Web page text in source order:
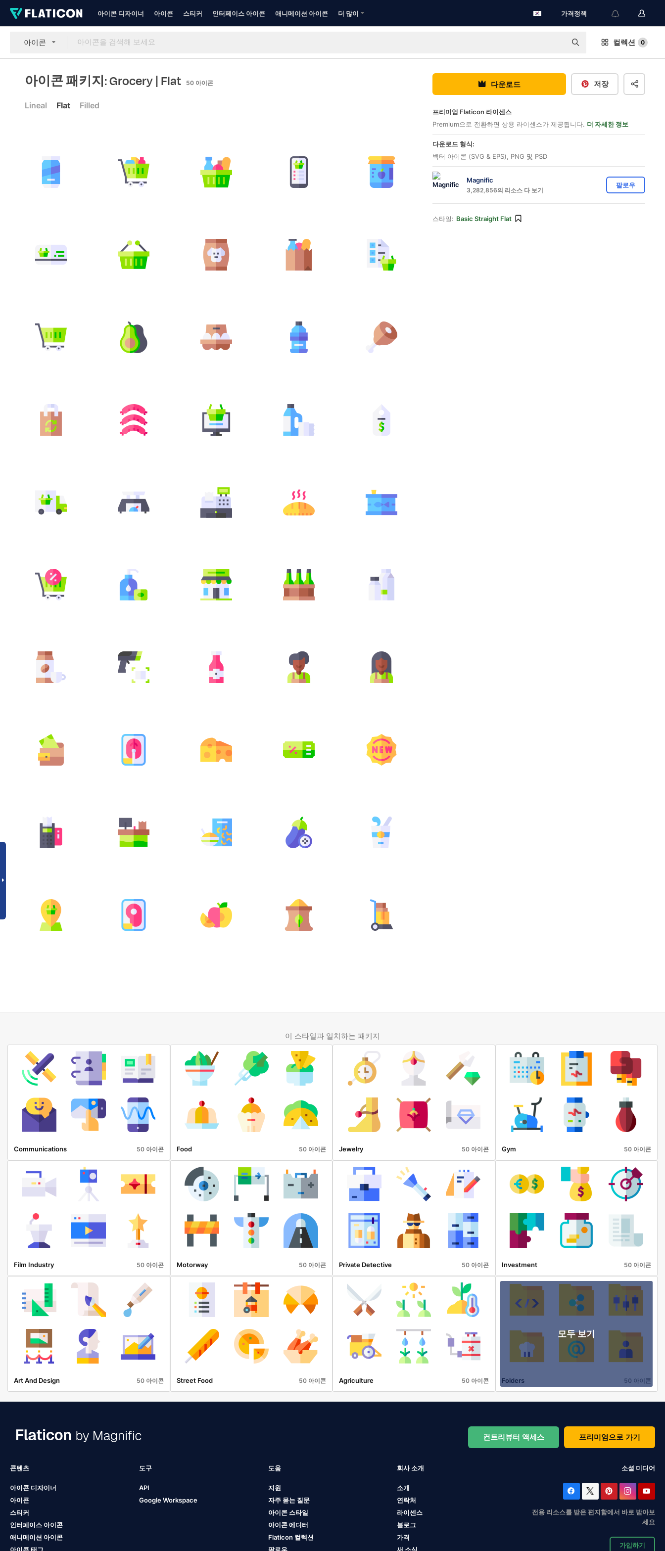
아이콘 디자이너 아이콘 스티커 인터페이스 아이콘 애니메이션 아이콘 더 많이 가격정책
아이콘 컬렉션 0
아이콘 패키지: Grocery| Flat 50 아이콘
Lineal Flat Filled
다운로드 저장
프리미엄 Flaticon 라이센스
Premium으로 전환하면 상용 라이센스가 제공됩니다. 더 자세한 정보
다운로드 형식:
벡터 아이콘 (SVG & EPS), PNG 및 PSD
Magnific
3,282,856의 리소스 다 보기
팔로우
스타일: Basic Straight Flat
이 스타일과 일치하는 패키지
Communications 50 아이콘 Food 50 아이콘 Jewelry 50 아이콘 Gym 50 아이콘
Film Industry 50 아이콘 Motorway 50 아이콘 Private Detective 50 아이콘 Investment 50 아이콘
Art And Design 50 아이콘 Street Food 50 아이콘 Agriculture 50 아이콘
모두 보기
Folders 50 아이콘
컨트리뷰터 액세스 프리미엄으로 가기
콘텐츠
아이콘 디자이너
아이콘
스티커
인터페이스 아이콘
애니메이션 아이콘
도구
API
Google Workspace
도움
지원
자주 묻는 질문
아이콘 스타일
아이콘 에디터
Flaticon 컬렉션
회사 소개
소개
연락처
라이센스
블로그
가격
소셜 미디어
전용 리소스를 받은 편지함에서 바로 받아보
세요
가입하기